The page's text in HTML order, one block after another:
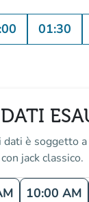
01:30
è soggetto
jack classico.
10:00 AM